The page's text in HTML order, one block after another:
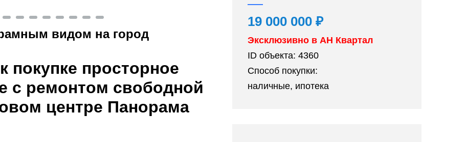
видом на город
покупке просторное
с ремонтом свободной
центре Панорама
19 000 000 ₽
Эксклюзивно в АН Квартал
ID объекта: 4360
Способ покупки:
наличные, ипотека